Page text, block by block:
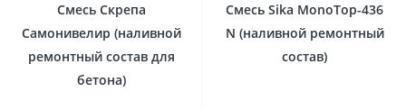
Смесь Скрепа
Самонивелир (наливной
ремонтный состав для
бетона)
Смесь Sika MonoTop-436
N (наливной ремонтный
состав)